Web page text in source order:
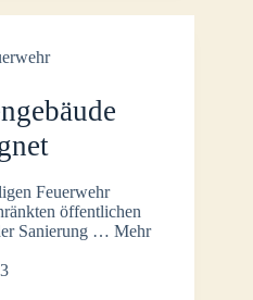
Feuerwehr
öffentlichen
Sanierung … Mehr